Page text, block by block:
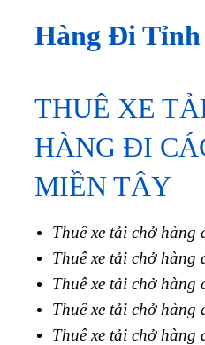
Hàng Đi
THUÊ XE
HÀNG ĐI
MIỀN TÂY
Thuê xe tải chở hàng
Thuê xe tải chở hàng
Thuê xe tải chở hàng
Thuê xe tải chở
Thuê xe tải chở hàng